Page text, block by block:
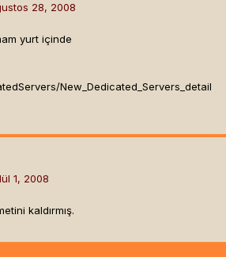
28, 2008
yurt içinde
New_Dedicated_Servers_detail
1, 2008
kaldırmış.